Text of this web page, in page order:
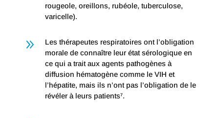
rougeole, oreillons, rubéole, tuberculose,
varicelle).
9
Les thérapeutes respiratoires ont l’obligation
morale de connaître leur état sérologique en
ce qui a trait aux agents pathogènes à
diffusion hématogène comme le VIH et
l’hépatite, mais ils n’ont pas l’obligation de le
révéler à leurs patients⁷.